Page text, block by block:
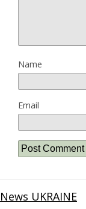
Name
Email
News UKRAINE